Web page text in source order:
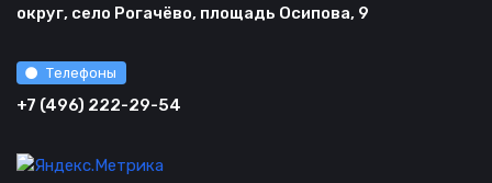
округ, село Рогачёво, площадь Осипова, 9
Телефоны
+7 (496) 222-29-54